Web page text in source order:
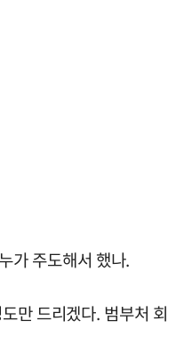
가 주도해서 했나.
만 드리겠다. 범부처 회